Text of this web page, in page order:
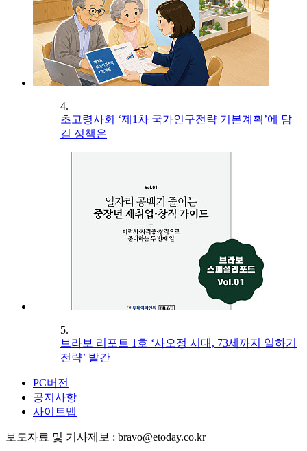
4.
초고령사회 ‘제1차 국가인구전략 기본계획’에 담
길 정책은
5.
브라보 리포트 1호 ‘사오정 시대, 73세까지 일하기
전략’ 발간
PC버전
공지사항
사이트맵
보도자료 및 기사제보 : bravo@etoday.co.kr